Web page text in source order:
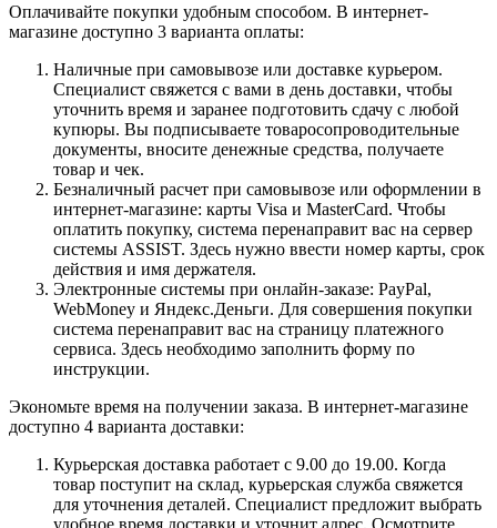
Оплачивайте покупки удобным способом. В интернет-
магазине доступно 3 варианта оплаты:
Наличные при самовывозе или доставке курьером.
Специалист свяжется с вами в день доставки, чтобы
уточнить время и заранее подготовить сдачу с любой
купюры. Вы подписываете товаросопроводительные
документы, вносите денежные средства, получаете
товар и чек.
Безналичный расчет при самовывозе или оформлении в
интернет-магазине: карты Visa и MasterCard. Чтобы
оплатить покупку, система перенаправит вас на сервер
системы ASSIST. Здесь нужно ввести номер карты, срок
действия и имя держателя.
Электронные системы при онлайн-заказе: PayPal,
WebMoney и Яндекс.Деньги. Для совершения покупки
система перенаправит вас на страницу платежного
сервиса. Здесь необходимо заполнить форму по
инструкции.
Экономьте время на получении заказа. В интернет-магазине
доступно 4 варианта доставки:
Курьерская доставка работает с 9.00 до 19.00. Когда
товар поступит на склад, курьерская служба свяжется
для уточнения деталей. Специалист предложит выбрать
удобное время доставки и уточнит адрес. Осмотрите